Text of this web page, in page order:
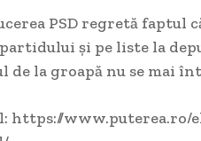
PSD regretă faptul
și pe liste la
de la groapă nu se mai
https://www.puterea.ro/